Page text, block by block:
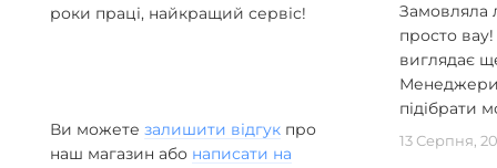
Купити серію IONA в ANZAZO
роки праці, найкращий сервіс!
Ви можете залишити відгук про
наш магазин або написати на
Замовляла
просто
виглядає
Менеджери
підібрати
13 Серпня,